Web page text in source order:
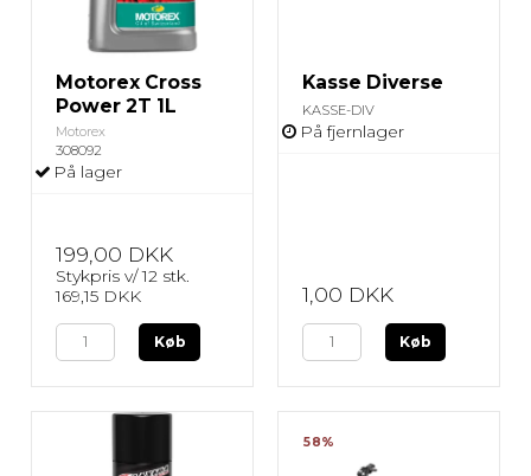
Motorex Cross
Power 2T 1L
Motorex
308092
På lager
199,00 DKK
Stykpris v/ 12 stk.
169,15 DKK
Køb
Kasse Diverse
KASSE-DIV
På fjernlager
1,00 DKK
Køb
58%